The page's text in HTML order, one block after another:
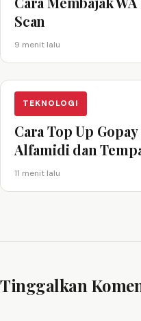
Scan
9 menit lalu
TEKNOLOGI
Cara Top Up
Alfamidi dan
11 menit lalu
Tinggalkan